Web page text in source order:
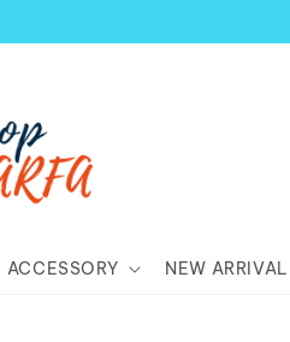
ACCESSORY NEW ARRIVAL